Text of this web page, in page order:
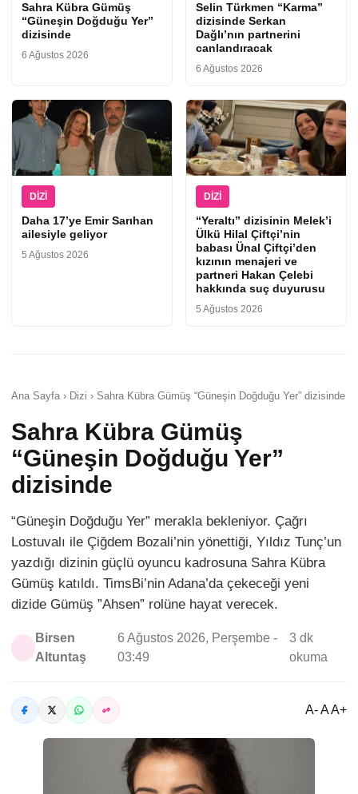
Sahra Kübra Gümüş
“Güneşin Doğduğu Yer”
dizisinde
6 Ağustos 2026
Selin Türkmen “Karma”
dizisinde Serkan
Dağlı’nın partnerini
canlandıracak
6 Ağustos 2026
DIZI
Daha 17’ye Emir Sarıhan
ailesiyle geliyor
5 Ağustos 2026
DIZI
“Yeraltı” dizisinin Melek’i
Ülkü Hilal Çiftçi’nin
babası Ünal Çiftçi’den
kızının menajeri ve
partneri Hakan Çelebi
hakkında suç duyurusu
5 Ağustos 2026
Ana Sayfa › Dizi › Sahra Kübra Gümüş “Güneşin Doğduğu Yer” dizisinde
Sahra Kübra Gümüş
“Güneşin Doğduğu Yer”
dizisinde
“Güneşin Doğduğu Yer” merakla bekleniyor. Çağrı
Lostuvalı ile Çiğdem Bozali’nin yönettiği, Yıldız Tunç’un
yazdığı dizinin güçlü oyuncu kadrosuna Sahra Kübra
Gümüş katıldı. TimsBi’nin Adana’da çekeceği yeni
dizide Gümüş ”Ahsen” rolüne hayat verecek.
Birsen
Altuntaş
6 Ağustos 2026, Perşembe -
03:49
3 dk
okuma
A- A A+